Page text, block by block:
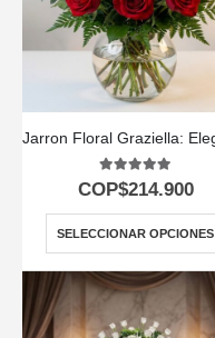
5.00out of 5
COP$214.900
SELECCIONAR OPCIONES